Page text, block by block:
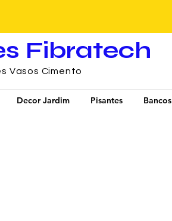
Decor Jardim Pisantes Bancos
Fibratech
Vasos Cimento